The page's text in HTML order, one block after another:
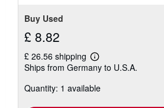
Buy Used
£ 8.82
£ 26.56 shipping
Learn
more
shipping
Ships from Germany to U.S.A.
Quantity: 1 available